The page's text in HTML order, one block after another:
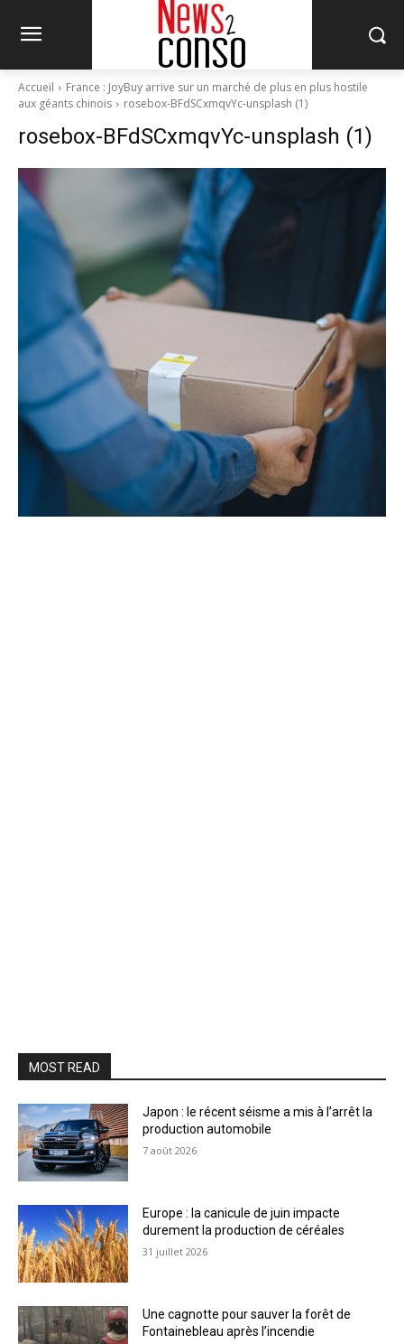
Accueil
France : JoyBuy arrive sur un marché de plus en plus hostile
aux géants chinois
rosebox-BFdSCxmqvYc-unsplash (1)
rosebox-BFdSCxmqvYc-unsplash (1)
MOST READ
Japon : le récent séisme a mis à l’arrêt la
production automobile
7 août 2026
Europe : la canicule de juin impacte
durement la production de céréales
31 juillet 2026
Une cagnotte pour sauver la forêt de
Fontainebleau après l’incendie